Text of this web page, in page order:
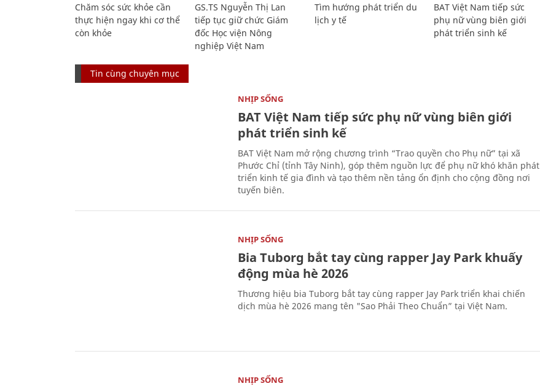
Chăm sóc sức khỏe cần
thực hiện ngay khi cơ thể
còn khỏe
GS.TS Nguyễn Thị Lan
tiếp tục giữ chức Giám
đốc Học viện Nông
nghiệp Việt Nam
Tìm hướng phát triển du
lịch y tế
BAT Việt Nam tiếp sức
phụ nữ vùng biên giới
phát triển sinh kế
Tin cùng chuyên mục
NHỊP SỐNG
BAT Việt Nam tiếp sức phụ nữ vùng biên giới
phát triển sinh kế
BAT Việt Nam mở rộng chương trình “Trao quyền cho Phụ nữ” tại xã
Phước Chỉ (tỉnh Tây Ninh), góp thêm nguồn lực để phụ nữ khó khăn phát
triển kinh tế gia đình và tạo thêm nền tảng ổn định cho cộng đồng nơi
tuyến biên.
NHỊP SỐNG
Bia Tuborg bắt tay cùng rapper Jay Park khuấy
động mùa hè 2026
Thương hiệu bia Tuborg bắt tay cùng rapper Jay Park triển khai chiến
dịch mùa hè 2026 mang tên "Sao Phải Theo Chuẩn” tại Việt Nam.
NHỊP SỐNG